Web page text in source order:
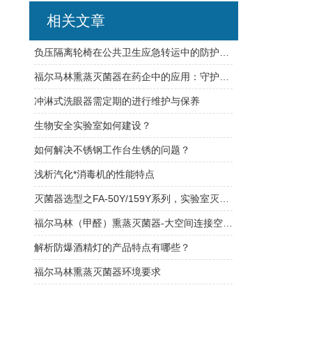
相关文章
冲淋式洗眼器需定期的进行维护与保养
生物安全实验室如何建设？
如何解决不锈钢工作台生锈的问题？
浅析汽化*消毒机的性能特点
解析防爆酒精灯的产品特点有哪些？
福尔马林熏蒸灭菌器环境要求